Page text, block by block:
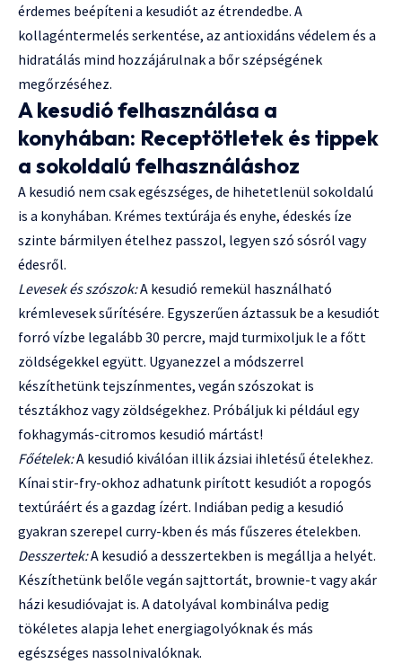
érdemes beépíteni a kesudiót az étrendedbe. A
kollagéntermelés serkentése, az antioxidáns védelem és a
hidratálás mind hozzájárulnak a bőr szépségének
megőrzéséhez.
A kesudió felhasználása a
konyhában: Receptötletek és tippek
a sokoldalú felhasználáshoz
A kesudió nem csak egészséges, de hihetetlenül sokoldalú
is a konyhában. Krémes textúrája és enyhe, édeskés íze
szinte bármilyen ételhez passzol, legyen szó sósról vagy
édesről.
Levesek és szószok:A kesudió remekül használható
krémlevesek sűrítésére. Egyszerűen áztassuk be a kesudiót
forró vízbe legalább 30 percre, majd turmixoljuk le a főtt
zöldségekkel együtt. Ugyanezzel a módszerrel
készíthetünk tejszínmentes, vegán szószokat is
tésztákhoz vagy zöldségekhez. Próbáljuk ki például egy
fokhagymás-citromos kesudió mártást!
Főételek:A kesudió kiválóan illik ázsiai ihletésű ételekhez.
Kínai stir-fry-okhoz adhatunk pirított kesudiót a ropogós
textúráért és a gazdag ízért. Indiában pedig a kesudió
gyakran szerepel curry-kben és más fűszeres ételekben.
Desszertek:A kesudió a desszertekben is megállja a helyét.
Készíthetünk belőle vegán sajttortát, brownie-t vagy akár
házi kesudióvajat is. A datolyával kombinálva pedig
tökéletes alapja lehet energiagolyóknak és más
egészséges nassolnivalóknak.